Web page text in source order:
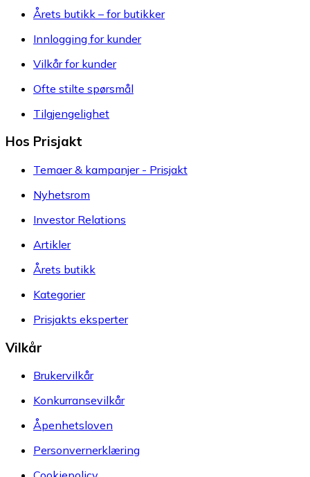
Årets butikk – for butikker
Innlogging for kunder
Vilkår for kunder
Ofte stilte spørsmål
Tilgjengelighet
Hos Prisjakt
Temaer & kampanjer - Prisjakt
Nyhetsrom
Investor Relations
Artikler
Årets butikk
Kategorier
Prisjakts eksperter
Vilkår
Brukervilkår
Konkurransevilkår
Åpenhetsloven
Personvernerklæring